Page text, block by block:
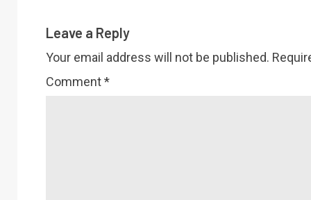
Leave a Reply
Your email address will not be published.
Comment*